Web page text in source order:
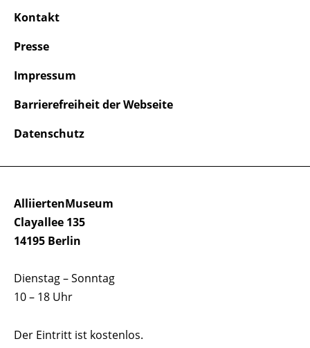
AlliiertenMuseum
Clayallee 135
14195 Berlin
Dienstag – Sonntag
10 – 18 Uhr
Der Eintritt ist kostenlos.
Kontakt
Presse
Impressum
Barrierefreiheit der Webseite
Datenschutz